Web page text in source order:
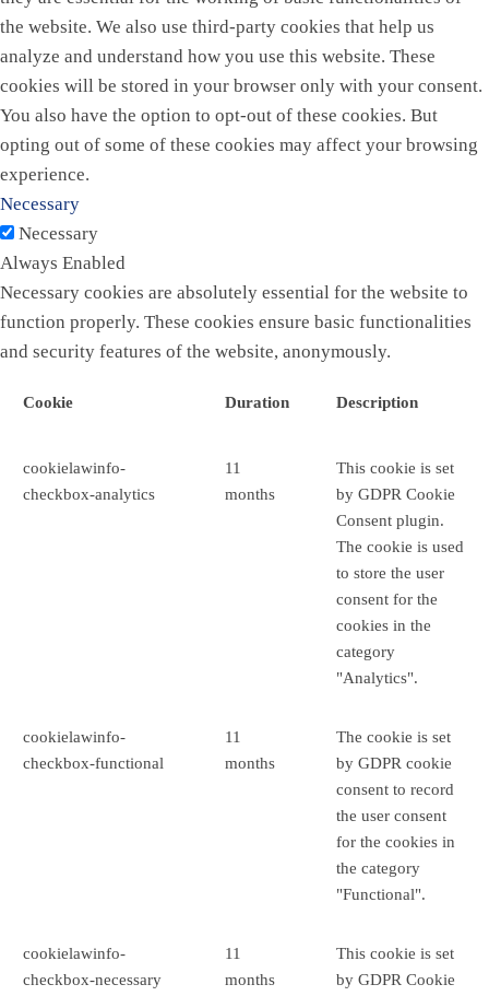
the website. We also use third-party cookies that help us
analyze and understand how you use this website. These
cookies will be stored in your browser only with your consent.
You also have the option to opt-out of these cookies. But
opting out of some of these cookies may affect your browsing
experience.
Necessary
Necessary
Always Enabled
Necessary cookies are absolutely essential for the website to
function properly. These cookies ensure basic functionalities
and security features of the website, anonymously.
Cookie Duration Description
cookielawinfo-
checkbox-analytics
11
months
This cookie is set
by GDPR Cookie
Consent plugin.
The cookie is used
to store the user
consent for the
cookies in the
category
"Analytics".
cookielawinfo-
checkbox-functional
11
months
The cookie is set
by GDPR cookie
consent to record
the user consent
for the cookies in
the category
"Functional".
cookielawinfo-
checkbox-necessary
11
months
This cookie is set
by GDPR Cookie